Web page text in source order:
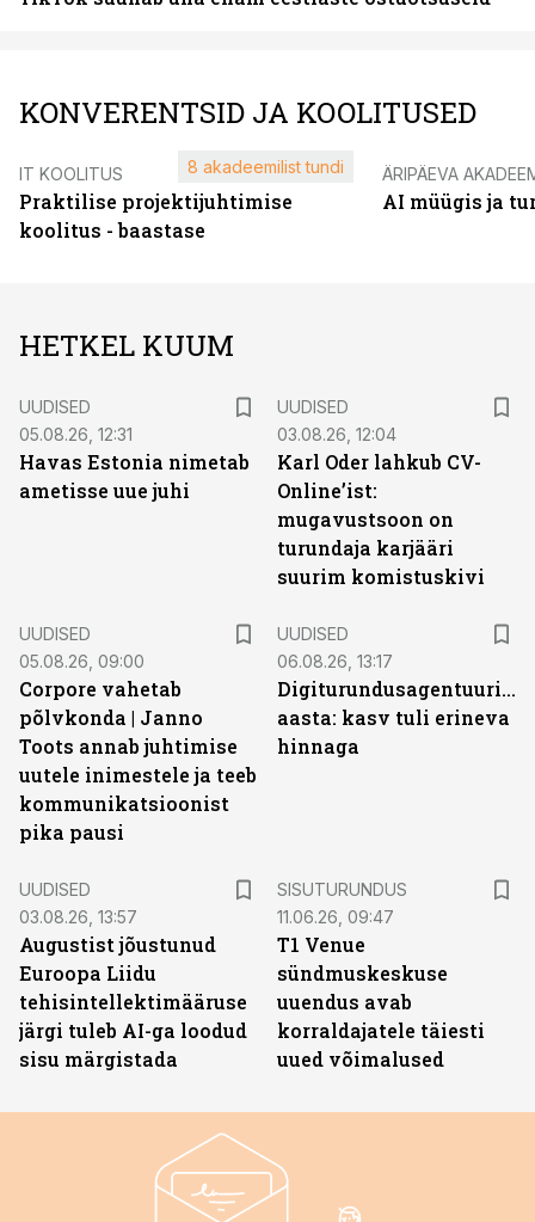
KONVERENTSID JA KOOLITUSED
IT KOOLITUS
Praktilise projektijuhtimise
koolitus - baastase
8 akadeemilist tundi ÄRIPÄEVA
AI müügis ja
HETKEL KUUM
UUDISED
05.08.26, 12:31
Havas Estonia nimetab
ametisse uue juhi
UUDISED
03.08.26, 12:04
Karl Oder lahkub CV-
Online’ist:
mugavustsoon on
turundaja karjääri
suurim komistuskivi
UUDISED
05.08.26, 09:00
Corpore vahetab
põlvkonda | Janno
Toots annab juhtimise
uutele inimestele ja teeb
kommunikatsioonist
pika pausi
UUDISED
06.08.26, 13:17
Digiturundusagentuuride
aasta: kasv tuli erineva
hinnaga
UUDISED
03.08.26, 13:57
Augustist jõustunud
Euroopa Liidu
tehisintellektimääruse
järgi tuleb AI-ga loodud
sisu märgistada
SISUTURUNDUS
11.06.26, 09:47
T1 Venue
sündmuskeskuse
uuendus avab
korraldajatele täiesti
uued võimalused